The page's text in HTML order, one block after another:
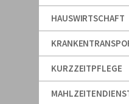
HAUSWIRTSCHAFT
KURZZEITPFLEGE